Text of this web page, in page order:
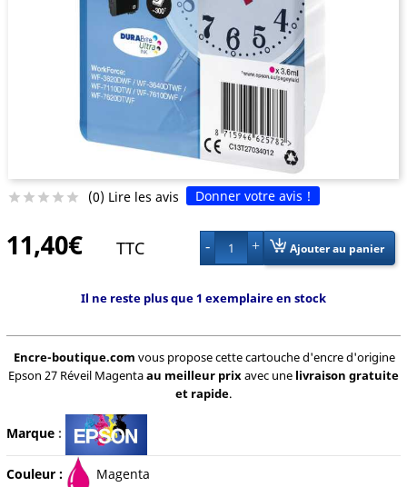
     (0) Lire les avis Donner votre avis !
11,40€ TTC 1 Ajouter au panier
Il ne reste plus que 1 exemplaire en stock
Encre-boutique.com vous propose cette cartouche d'encre d'origine
Epson 27 Réveil Magentaau meilleur prixavec une livraison gratuite
et rapide.
Marque:
Couleur : Magenta